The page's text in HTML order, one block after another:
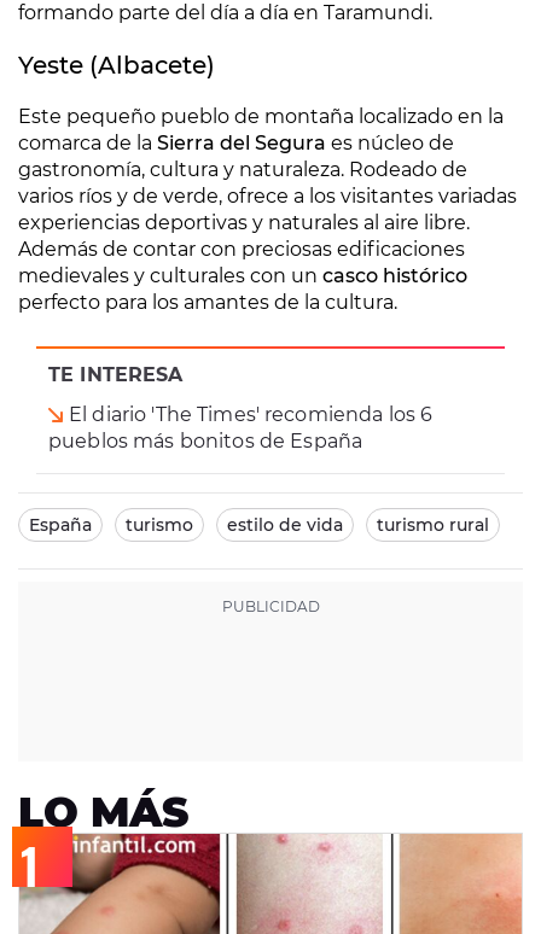
TE INTERESA
El diario 'The Times' recomienda los 6
pueblos más bonitos de España
formando parte del día a día en Taramundi.
Yeste (Albacete)
Este pequeño pueblo de montaña localizado en la
comarca de la Sierra del Segura es núcleo de
gastronomía, cultura y naturaleza. Rodeado de
varios ríos y de verde, ofrece a los visitantes variadas
experiencias deportivas y naturales al aire libre.
Además de contar con preciosas edificaciones
medievales y culturales con un casco histórico
perfecto para los amantes de la cultura.
España turismo estilo de vida turismo rural
LO MÁS